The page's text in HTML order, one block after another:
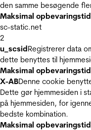
den samme besøgende
Maksimal opbevaringstid
sc-static.net
2
u_scsidRegistrerer data
dette benyttes til
Maksimal opbevaringstid
X-ABDenne cookie
Dette gør hjemmesiden i
på hjemmesiden, for
bedste kombination.
Maksimal opbevaringstid